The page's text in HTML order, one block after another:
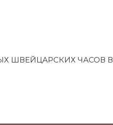
ШВЕЙЦАРСКИХ ЧАСОВ В